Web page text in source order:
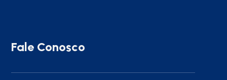
Fale Conosco